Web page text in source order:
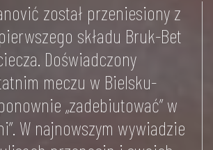
został przeniesiony z
składu Bruk-Bet
Doświadczony
meczu w Bielsku-
„zadebiutować” w
W najnowszym wywiadzie